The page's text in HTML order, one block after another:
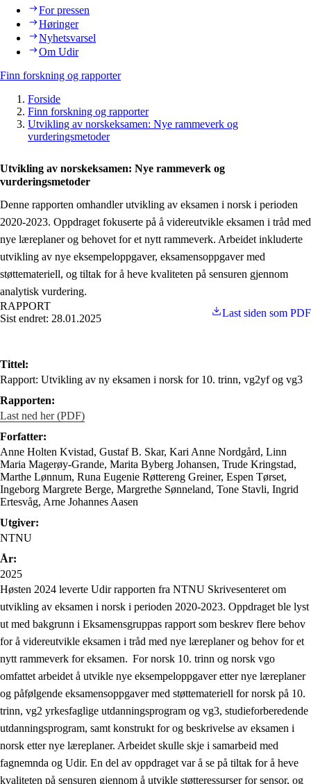
For pressen
Høringer
Nyhetsvarsel
Om Udir
Finn forskning og rapporter
Forside
Finn forskning og rapporter
Utvikling av norskeksamen: Nye rammeverk og
vurderingsmetoder
Utvikling av norskeksamen: Nye rammeverk og
vurderingsmetoder
Denne rapporten omhandler utvikling av eksamen i norsk i perioden
2020-2023. Oppdraget fokuserte på å videreutvikle eksamen i tråd med
nye læreplaner og behovet for et nytt rammeverk. Arbeidet inkluderte
utvikling av nye eksempeloppgaver, eksamensoppgaver med
støttemateriell, og tiltak for å heve kvaliteten på sensuren gjennom
analytisk vurdering.
RAPPORT
Sist endret: 28.01.2025
Last siden som PDF
Tittel:
Rapport: Utvikling av ny eksamen i norsk for 10. trinn, vg2yf og vg3
Rapporten:
Last ned her (PDF)
Forfatter:
Anne Holten Kvistad, Gustaf B. Skar, Kari Anne Nordgård, Linn
Maria Magerøy-Grande, Marita Byberg Johansen, Trude Kringstad,
Marthe Lønnum, Runa Eugenie Røttereng Greiner, Espen Tørset,
Ingeborg Margrete Berge, Margrethe Sønneland, Tone Stavli, Ingrid
Ertesvåg, Arne Johannes Aasen
Utgiver:
NTNU
År:
2025
Høsten 2024 leverte Udir rapporten fra NTNU Skrivesenteret om
utvikling av eksamen i norsk i perioden 2020-2023. Oppdraget ble lyst
ut med bakgrunn i Eksamensgruppas rapport som beskrev flere behov
for å videreutvikle eksamen i tråd med nye læreplaner og behov for et
nytt rammeverk for eksamen. For norsk 10. trinn og norsk vgo
omfattet arbeidet å utvikle nye eksempeloppgaver etter nye læreplaner
og påfølgende eksamensoppgaver med støttemateriell for norsk på 10.
trinn, vg2 yrkesfaglige utdanningsprogram og vg3, studieforberedende
utdanningsprogram, samt konstrukt for og beskrivelse av eksamen i
norsk etter nye læreplaner. Arbeidet skulle skje i samarbeid med
fagnemnda og Udir. En del av oppdraget var å se på tiltak for å heve
kvaliteten på sensuren gjennom å utvikle støtteressurser for sensor, og